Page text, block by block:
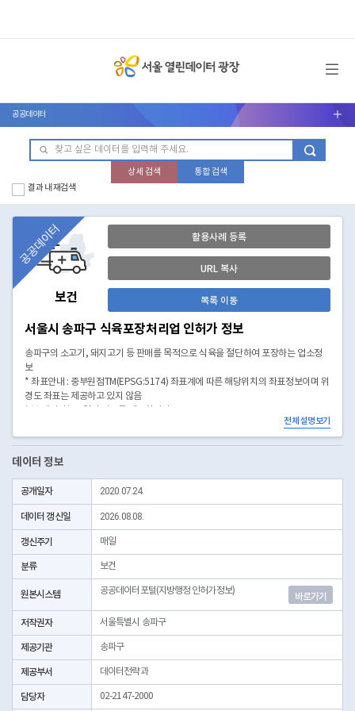
메뉴 열기
공공데이터 서브메뉴 열기
상세 검색
통합 검색
결과 내 재검색
보건
공공데이터 활용사례 등록
URL 복사
목록 이동
서울시 송파구 식육포장처리업 인허가 정보
송파구의 소고기, 돼지고기 등 판매를 목적으로 식육을 절단하여 포장하는 업소정
보
* 좌표안내 : 중부원점TM(EPSG:5174) 좌표계에 따른 해당위치의 좌표정보이며 위
경도 좌표는 제공하고 있지 않음
* 시군구코드명은 "서울특별시 자치구 기관코드" 데이터셋에서 확인 가능합니다.
(https://data.seoul.go.kr/dataList/OA-22872/S/1/datasetView.do)
전체 설명보기
데이터 정보
공개일자 2020.07.24.
데이터 갱신일 2026.08.08.
갱신주기 매일
분류 보건
원본시스템 공공데이터포털(지방행정 인허가정보)
바로가기
저작권자 서울특별시 송파구
제공기관 송파구
제공부서 데이터전략과
담당자 02-2147-2000